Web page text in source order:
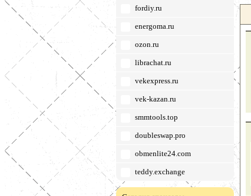
fordiy.ru
energoma.ru
ozon.ru
librachat.ru
vekexpress.ru
vek-kazan.ru
smmtools.top
doubleswap.pro
obmenlite24.com
teddy.exchange